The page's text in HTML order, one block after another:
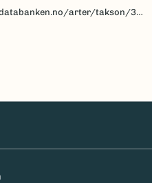
arter/takson/39390/beskrivelse